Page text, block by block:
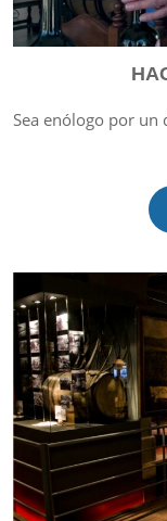
Sea enólogo por un